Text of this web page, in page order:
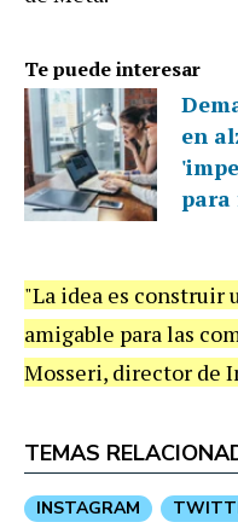
Te puede interesar
en
para
"La idea es construir
amigable para las
Mosseri, director de
TEMAS
INSTAGRAM